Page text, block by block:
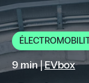
9 min |EVbox